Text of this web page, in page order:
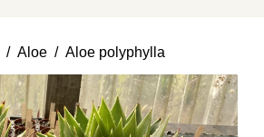
Aloe Aloe polyphylla